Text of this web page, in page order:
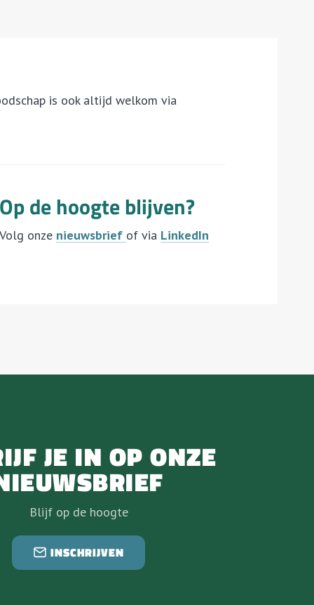
is ook altijd welkom via
Op de hoogte blijven?
Volg onze nieuwsbrief of via LinkedIn
JE IN OP ONZE
Blijf op de hoogte
INSCHRIJVEN